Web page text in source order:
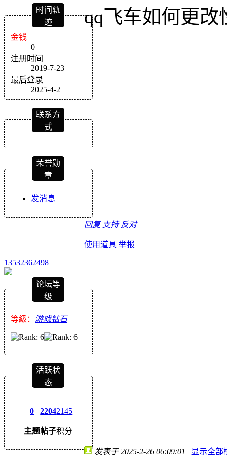
时间轨
迹
金钱
0
注册时间
2019-7-23
最后登录
2025-4-2
联系方
式
荣誉勋
章
发消息
qq飞车如何更改
回复 支持 反对
使用道具 举报
13532362498
论坛等
级
等級： 游戏钻石
活跃状
态
0
主题
2204
帖子
2145
积分
发表于 2025-2-26 06:09:01 | 显示全部